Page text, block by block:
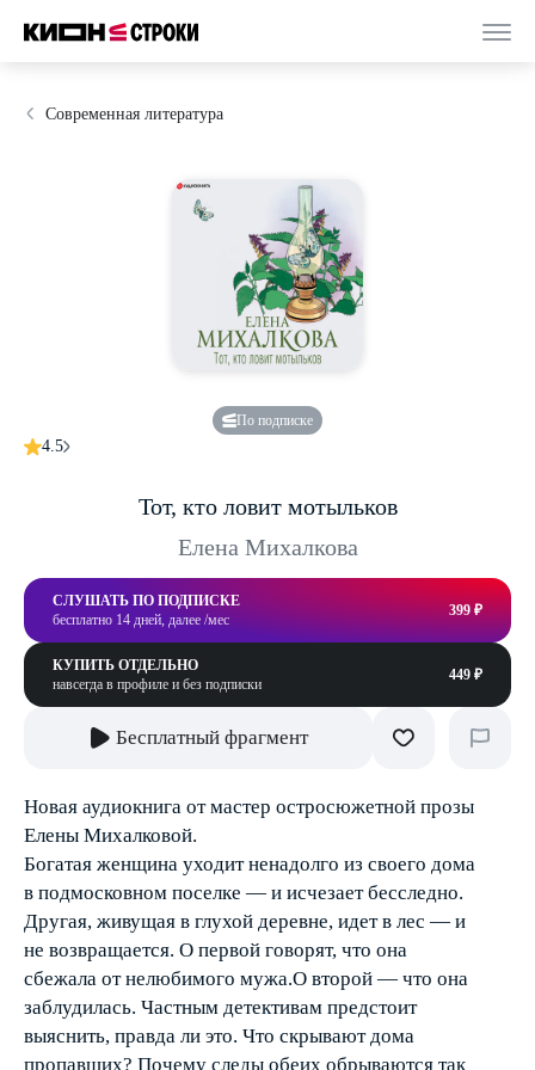
Современная литература
По подписке
4.5
Тот, кто ловит мотыльков
Елена Михалкова
СЛУШАТЬ ПО ПОДПИСКЕ
бесплатно 14 дней, далее /мес
399 ₽
КУПИТЬ ОТДЕЛЬНО
навсегда в профиле и без подписки
449 ₽
Бесплатный фрагмент
Новая аудиокнига от мастер остросюжетной прозы
Елены Михалковой.
Богатая женщина уходит ненадолго из своего дома
в подмосковном поселке — и исчезает бесследно.
Другая, живущая в глухой деревне, идет в лес — и
не возвращается. О первой говорят, что она
сбежала от нелюбимого мужа.О второй — что она
заблудилась. Частным детективам предстоит
выяснить, правда ли это. Что скрывают дома
пропавших? Почему следы обеих обрываются так